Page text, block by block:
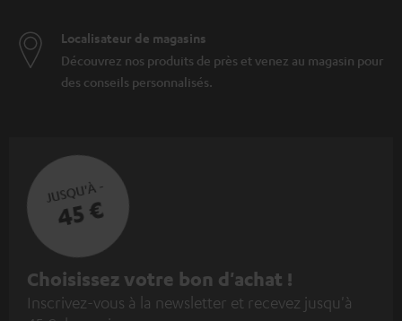
Localisateur de magasins
Découvrez nos produits de près et venez au magasin pour
des conseils personnalisés.
JUSQU'À -
45 €
I
n
Choisissez votre bon d'achat !
Inscrivez-vous à la newsletter et recevez jusqu'à